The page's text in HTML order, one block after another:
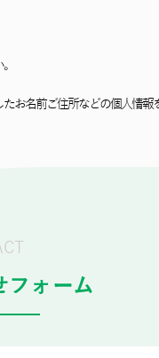
名前ご住所などの個⼈情報
フォーム